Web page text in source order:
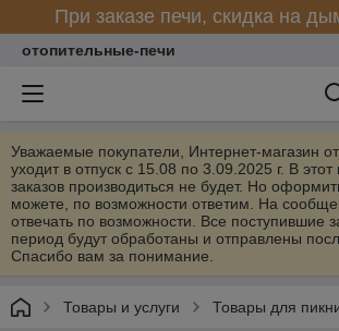
При заказе печи, скидка на
отопительные-печи
Уважаемые покупатели, Интернет-магазин
уходит в отпуск с 15.08 по 3.09.2025 г. В
заказов производиться не будет. Но
можете, по возможности ответим. На
отвечать по возможности. Все поступившие
период будут обработаны и отправлены
Спасибо вам за понимание.
Товары и услуги Товары для